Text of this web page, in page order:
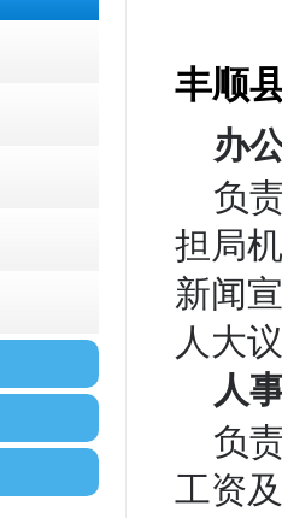
丰顺
办
负
担局
新闻
人大
人
负
工资